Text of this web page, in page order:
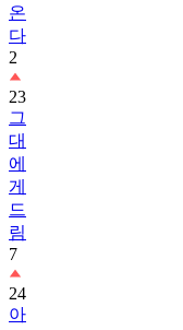
온
다
2
23
그
대
에
게
드
림
7
24
아